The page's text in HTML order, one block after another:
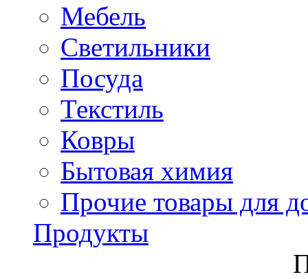
Мебель
Светильники
Посуда
Текстиль
Ковры
Бытовая химия
Прочие товары для
Продукты